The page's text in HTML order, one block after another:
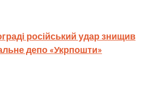
російський удар знищив
депо «Укрпошти»